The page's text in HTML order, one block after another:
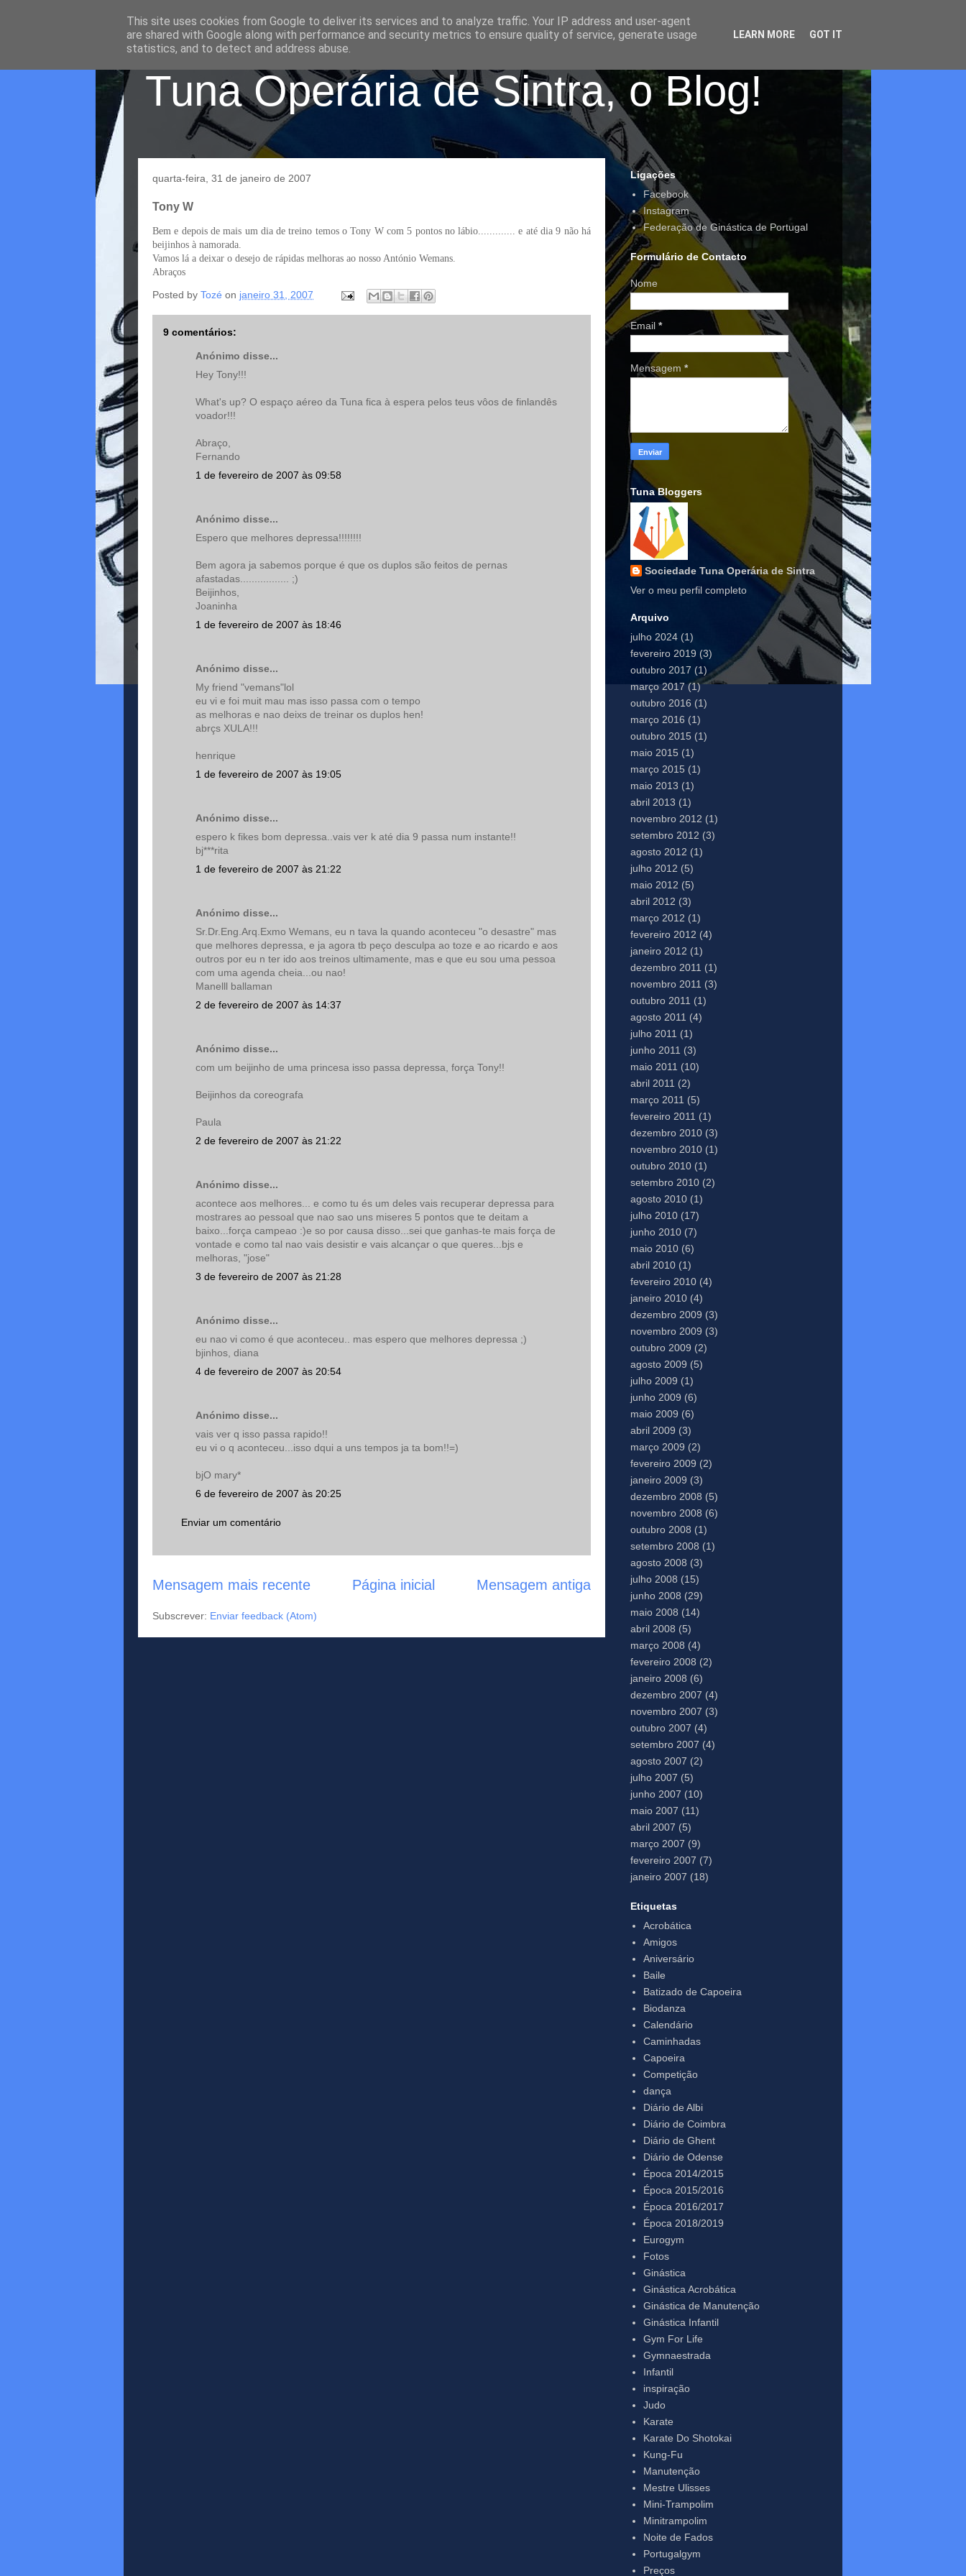
Tuna Operária de Sintra, o Blog!
quarta-feira, 31 de janeiro de 2007
Tony W
Bem e depois de mais um dia de treino temos o Tony W com 5 pontos no lábio............. e até dia 9 não há
beijinhos à namorada.
Vamos lá a deixar o desejo de rápidas melhoras ao nosso António Wemans.
Abraços
Posted by Tozé on janeiro 31, 2007
9 comentários:
Anónimo disse...
Hey Tony!!!
What's up? O espaço aéreo da Tuna fica à espera pelos teus vôos de finlandês
voador!!!
Abraço,
Fernando
1 de fevereiro de 2007 às 09:58
Anónimo disse...
Espero que melhores depressa!!!!!!!!
Bem agora ja sabemos porque é que os duplos são feitos de pernas
afastadas................. ;)
Beijinhos,
Joaninha
1 de fevereiro de 2007 às 18:46
Anónimo disse...
My friend "vemans"lol
eu vi e foi muit mau mas isso passa com o tempo
as melhoras e nao deixs de treinar os duplos hen!
abrçs XULA!!!
henrique
1 de fevereiro de 2007 às 19:05
Anónimo disse...
espero k fikes bom depressa..vais ver k até dia 9 passa num instante!!
bj***rita
1 de fevereiro de 2007 às 21:22
Anónimo disse...
Sr.Dr.Eng.Arq.Exmo Wemans, eu n tava la quando aconteceu "o desastre" mas
que melhores depressa, e ja agora tb peço desculpa ao toze e ao ricardo e aos
outros por eu n ter ido aos treinos ultimamente, mas e que eu sou uma pessoa
com uma agenda cheia...ou nao!
Manelll ballaman
2 de fevereiro de 2007 às 14:37
Anónimo disse...
com um beijinho de uma princesa isso passa depressa, força Tony!!
Beijinhos da coreografa
Paula
2 de fevereiro de 2007 às 21:22
Anónimo disse...
acontece aos melhores... e como tu és um deles vais recuperar depressa para
mostrares ao pessoal que nao sao uns miseres 5 pontos que te deitam a
baixo...força campeao :)e so por causa disso...sei que ganhas-te mais força de
vontade e como tal nao vais desistir e vais alcançar o que queres...bjs e
melhoras, "jose"
3 de fevereiro de 2007 às 21:28
Anónimo disse...
eu nao vi como é que aconteceu.. mas espero que melhores depressa ;)
bjinhos, diana
4 de fevereiro de 2007 às 20:54
Anónimo disse...
vais ver q isso passa rapido!!
eu vi o q aconteceu...isso dqui a uns tempos ja ta bom!!=)
bjO mary*
6 de fevereiro de 2007 às 20:25
Enviar um comentário
Mensagem mais recente Mensagem antiga
Página inicial
Subscrever: Enviar feedback (Atom)
Ligações
Facebook
Instagram
Federação de Ginástica de Portugal
Formulário de Contacto
Nome
Email *
Mensagem *
Tuna Bloggers
Sociedade Tuna Operária de Sintra
Ver o meu perfil completo
Arquivo
julho 2024 (1)
fevereiro 2019 (3)
outubro 2017 (1)
março 2017 (1)
outubro 2016 (1)
março 2016 (1)
outubro 2015 (1)
maio 2015 (1)
março 2015 (1)
maio 2013 (1)
abril 2013 (1)
novembro 2012 (1)
setembro 2012 (3)
agosto 2012 (1)
julho 2012 (5)
maio 2012 (5)
abril 2012 (3)
março 2012 (1)
fevereiro 2012 (4)
janeiro 2012 (1)
dezembro 2011 (1)
novembro 2011 (3)
outubro 2011 (1)
agosto 2011 (4)
julho 2011 (1)
junho 2011 (3)
maio 2011 (10)
abril 2011 (2)
março 2011 (5)
fevereiro 2011 (1)
dezembro 2010 (3)
novembro 2010 (1)
outubro 2010 (1)
setembro 2010 (2)
agosto 2010 (1)
julho 2010 (17)
junho 2010 (7)
maio 2010 (6)
abril 2010 (1)
fevereiro 2010 (4)
janeiro 2010 (4)
dezembro 2009 (3)
novembro 2009 (3)
outubro 2009 (2)
agosto 2009 (5)
julho 2009 (1)
junho 2009 (6)
maio 2009 (6)
abril 2009 (3)
março 2009 (2)
fevereiro 2009 (2)
janeiro 2009 (3)
dezembro 2008 (5)
novembro 2008 (6)
outubro 2008 (1)
setembro 2008 (1)
agosto 2008 (3)
julho 2008 (15)
junho 2008 (29)
maio 2008 (14)
abril 2008 (5)
março 2008 (4)
fevereiro 2008 (2)
janeiro 2008 (6)
dezembro 2007 (4)
novembro 2007 (3)
outubro 2007 (4)
setembro 2007 (4)
agosto 2007 (2)
julho 2007 (5)
junho 2007 (10)
maio 2007 (11)
abril 2007 (5)
março 2007 (9)
fevereiro 2007 (7)
janeiro 2007 (18)
Etiquetas
Acrobática
Amigos
Aniversário
Baile
Batizado de Capoeira
Biodanza
Calendário
Caminhadas
Capoeira
Competição
dança
Diário de Albi
Diário de Coimbra
Diário de Ghent
Diário de Odense
Época 2014/2015
Época 2015/2016
Época 2016/2017
Época 2018/2019
Eurogym
Fotos
Ginástica
Ginástica Acrobática
Ginástica de Manutenção
Ginástica Infantil
Gym For Life
Gymnaestrada
Infantil
inspiração
Judo
Karate
Karate Do Shotokai
Kung-Fu
Manutenção
Mestre Ulisses
Mini-Trampolim
Minitrampolim
Noite de Fados
Portugalgym
Preços
This site uses cookies from Google to deliver its services and to analyze traffic. Your IP address and user-agent
are shared with Google along with performance and security metrics to ensure quality of service, generate usage
statistics, and to detect and address abuse.
LEARN MORE GOT IT